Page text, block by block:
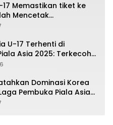
Memastikan tiket ke
Mencetak
atas Yaman 4-1 di
U-17 Terhenti di
Asia 2025: Terkecoh
Dominasi Korea
Pembuka Piala Asia